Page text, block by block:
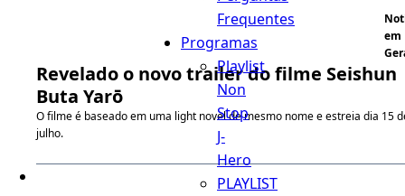
Frequentes
Programas
Playlist
Non
Stop
J-
Hero
PLAYLIST
em
Revelado o novo trailer do filme Seishun
Buta Yarō
O filme é baseado em uma light novel de mesmo nome e estreia dia 15
julho.